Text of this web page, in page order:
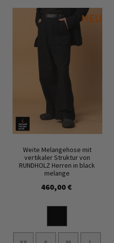
Weite Melangehose mit
vertikaler Struktur von
RUNDHOLZ Herren in black
melange
460,00 €